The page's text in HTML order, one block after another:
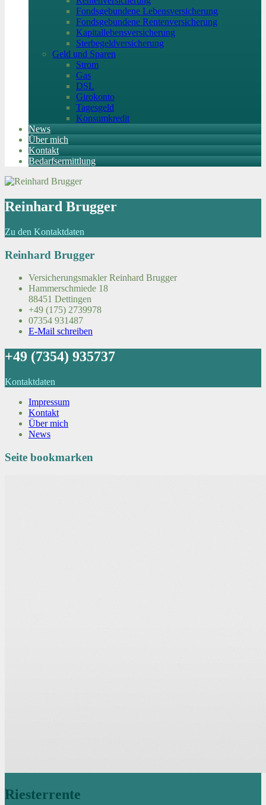
Fondsgebundene Lebensversicherung
Fondsgebundene Rentenversicherung
Kapitallebensversicherung
Sterbegeldversicherung
Geld und Sparen
Strom
Gas
DSL
Girokonto
Tagesgeld
Konsumkredit
News
Über mich
Kontakt
Bedarfsermittlung
Reinhard Brugger
Zu den Kontaktdaten
Reinhard Brugger
Versicherungsmakler Reinhard Brugger
Hammerschmiede 18
88451 Dettingen
+49 (175) 2739978
07354 931487
E-Mail schreiben
+49 (7354) 935737
Kontaktdaten
Impressum
Kontakt
Über mich
News
Seite bookmarken
Riesterrente